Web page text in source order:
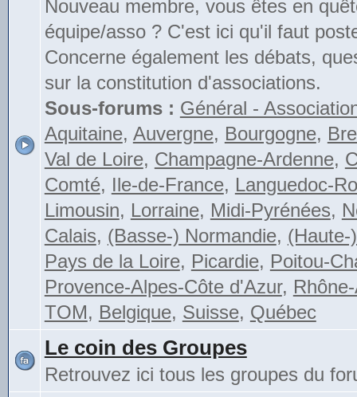
Nouveau membre, vous êtes en
équipe/asso ? C'est ici qu'il faut
Concerne également les débats,
sur la constitution d'associations.
Sous-forums : Général -
Aquitaine, Auvergne, Bourgogne,
Val de Loire, Champagne-Ardenne,
Comté, Ile-de-France, Languedoc-
Limousin, Lorraine, Midi-Pyrénées,
Calais, (Basse-) Normandie, (Haute-
Pays de la Loire, Picardie, Poitou-
Provence-Alpes-Côte d'Azur,
TOM, Belgique, Suisse, Québec
Le coin des Groupes
Retrouvez ici tous les groupes du